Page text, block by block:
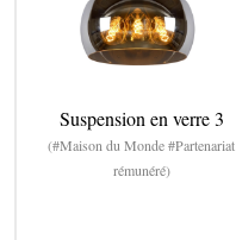
Suspension en verre 3
(#Maison du Monde #Partenariat
rémunéré)